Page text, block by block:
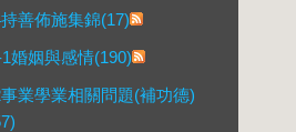
善佈施集錦(17)
婚姻與感情(190)
業學業相關問題(補功德)